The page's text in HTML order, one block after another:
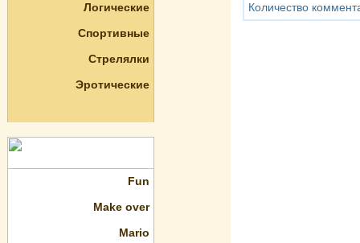
Логические
Спортивные
Стрелялки
Эротические
Fun
Make over
Mario
Количество